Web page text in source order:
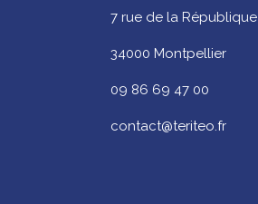
7 rue de la République
34000 Montpellier
09 86 69 47 00
contact@teriteo.fr